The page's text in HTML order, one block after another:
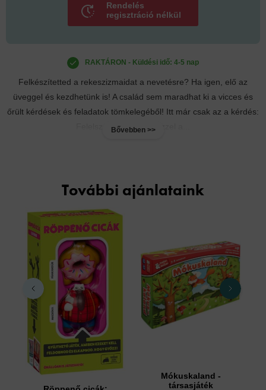
Felkészítetted a rekeszizmaidat a nevetésre? Ha igen, elő az
üveggel és kezdhetünk is! A család sem maradhat ki a vicces és
őrült kérdések és feladatok tömkelegéből! Itt már csak az a kérdés:
Felelsz vagy mersz? Ezzel a...
Bővebben >>
RAKTÁRON - Küldési idő: 4-5 nap
Rendelés
regisztráció nélkül
További ajánlataink
Mókuskaland -
társasjáték